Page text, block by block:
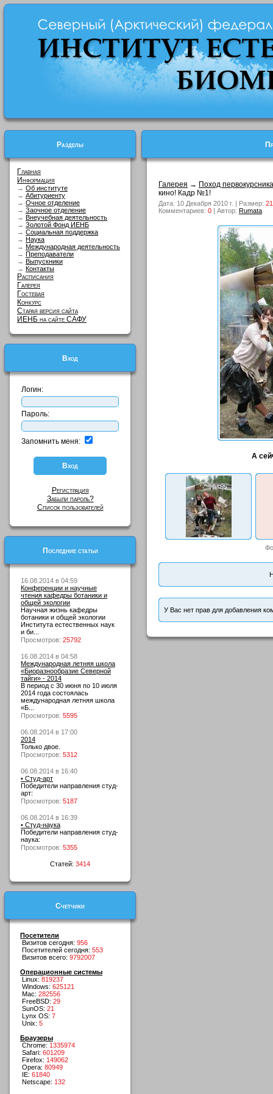
Разделы
Главная
Информация
→ Об институте
→ Абитуриенту
→ Очное отделение
→ Заочное отделение
→ Внеучебная деятельность
→ Золотой Фонд ИЕНБ
→ Социальная поддержка
→ Наука
→ Международная деятельность
→ Преподаватели
→ Выпускники
→ Контакты
Расписания
Галерея
Гостевая
Конкурс
Старая версия сайта
ИЕНБ на сайте САФУ
Вход
Логин:
Пароль:
Запомнить меня:
Регистрация
Забыли пароль?
Список пользователей
Последние статьи
16.08.2014 в 04:59
Конференции и научные
чтения кафедры ботаники и
общей экологии
Научная жизнь кафедры
ботаники и общей экологии
Института естественных наук
и би...
Просмотров: 25792
16.08.2014 в 04:58
Международная летняя школа
«Биоразнообразие Северной
тайги» - 2014
В период с 30 июня по 10 июля
2014 года состоялась
международная летняя школа
«Б...
Просмотров: 5595
06.08.2014 в 17:00
2014
Только двое.
Просмотров: 5312
06.08.2014 в 16:40
• Студ-арт
Победители направления студ-
арт:
Просмотров: 5187
06.08.2014 в 16:39
• Студ-наука
Победители направления студ-
наука:
Просмотров: 5355
Статей: 3414
Счетчики
Посетители
Визитов сегодня: 956
Посетителей сегодня: 553
Визитов всего: 9792007
Операционные системы
Linux: 819237
Windows: 625121
Mac: 282556
FreeBSD: 29
SunOS: 21
Lynx OS: 7
Unix: 5
Браузеры
Chrome: 1335974
Safari: 601209
Firefox: 149062
Opera: 80949
IE: 61840
Netscape: 132
Галерея → Поход первокурсника
кино! Кадр №1!
Дата: 10 Декабря 2010 г. | Размер:
Комментариев: 0 | Автор: Rumata
А
У Вас нет прав для добавления